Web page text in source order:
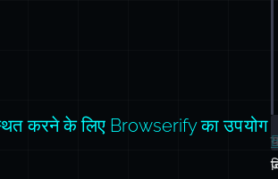
करने के लिए Browserify का उपयोग